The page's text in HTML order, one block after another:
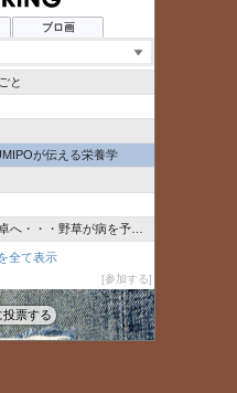
ブロ画
人）
健康に
間で黒髪を復活させた話
と
が伝える栄養学
・・野草が病を予防する
ワー
鍼灸院
ローン病）のまとめブログ
全て表示
参加する
投票する